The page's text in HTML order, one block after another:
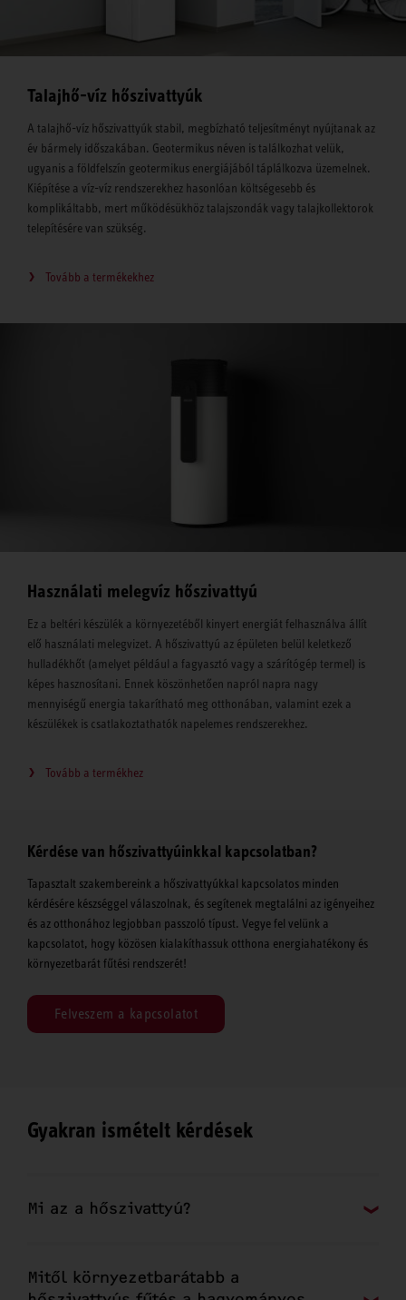
Talajhő-víz hőszivattyúk
A talajhő-víz hőszivattyúk stabil, megbízható teljesítményt nyújtanak az
év bármely időszakában. Geotermikus néven is találkozhat velük,
ugyanis a földfelszín geotermikus energiájából táplálkozva üzemelnek.
Kiépítése a víz-víz rendszerekhez hasonlóan költségesebb és
komplikáltabb, mert működésükhöz talajszondák vagy talajkollektorok
telepítésére van szükség.
Tovább a termékekhez
Használati melegvíz hőszivattyú
Ez a beltéri készülék a környezetéből kinyert energiát felhasználva állít
elő használati melegvizet. A hőszivattyú az épületen belül keletkező
hulladékhőt (amelyet például a fagyasztó vagy a szárítógép termel) is
képes hasznosítani. Ennek köszönhetően napról napra nagy
mennyiségű energia takarítható meg otthonában, valamint ezek a
készülékek is csatlakoztathatók napelemes rendszerekhez.
Tovább a termékhez
Kérdése van hőszivattyúinkkal kapcsolatban?
Tapasztalt szakembereink a hőszivattyúkkal kapcsolatos minden
kérdésére készséggel válaszolnak, és segítenek megtalálni az igényeihez
és az otthonához legjobban passzoló típust. Vegye fel velünk a
kapcsolatot, hogy közösen kialakíthassuk otthona energiahatékony és
környezetbarát fűtési rendszerét!
Felveszem a kapcsolatot
Gyakran ismételt kérdések
Mi az a hőszivattyú?
Mitől környezetbarátabb a